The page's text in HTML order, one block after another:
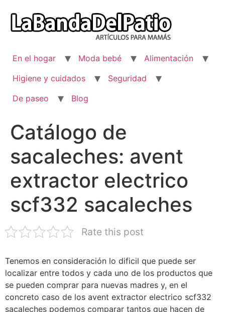
contenido
En el hogar Moda bebé
Alimentación
Higiene y cuidados
Seguridad
De paseo
Blog
Catálogo de
sacaleches: avent
extractor electrico
scf332 sacaleches
Rate this post
Tenemos en consideración lo dificil que puede ser
localizar entre todos y cada uno de los productos que
se pueden comprar para nuevas madres y, en el
concreto caso de los avent extractor electrico scf332
sacaleches podemos comparar tantos que hacen de